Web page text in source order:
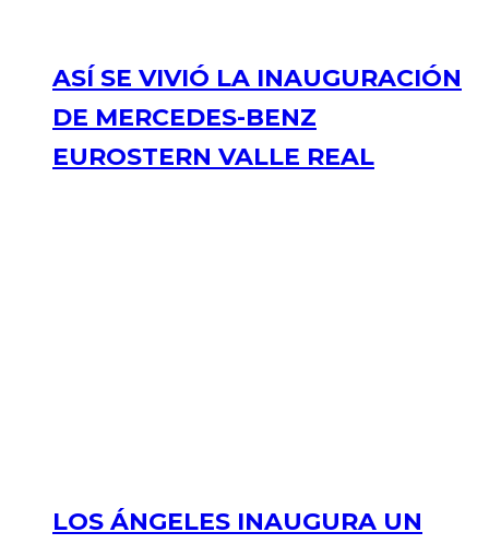
ASÍ SE VIVIÓ LA INAUGURACIÓN
DE MERCEDES-BENZ
EUROSTERN VALLE REAL
LOS ÁNGELES INAUGURA UN